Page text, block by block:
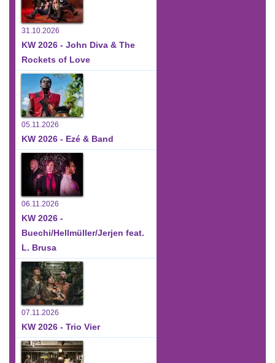
31.10.2026
KW 2026 - John Diva & The
Rockets of Love
05.11.2026
KW 2026 - Ezé & Band
06.11.2026
KW 2026 -
Buechi/Hellmüller/Jerjen feat.
L. Brusa
07.11.2026
KW 2026 - Trio Vier